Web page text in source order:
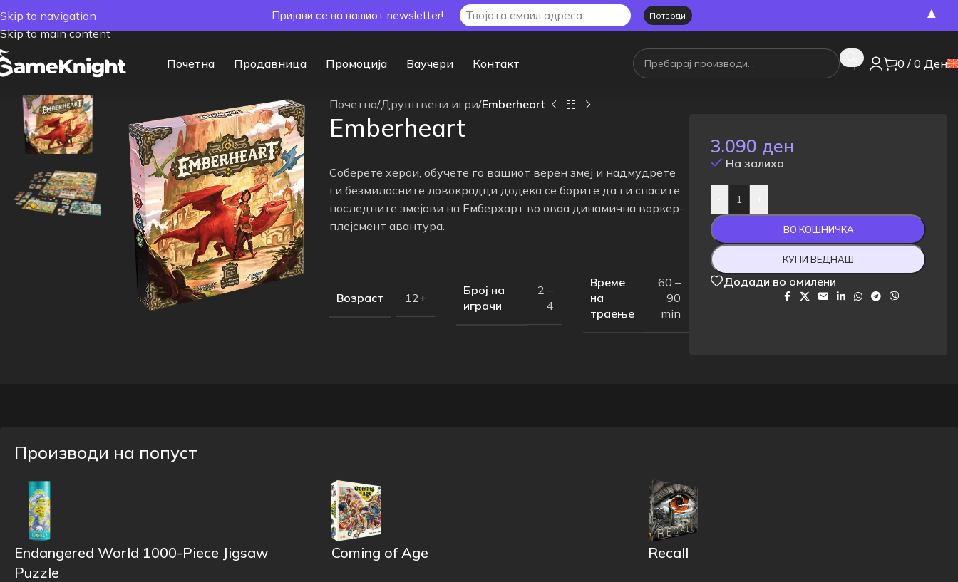
Skip to navigation
Skip to main content
Почетна Продавница Промоција Ваучери Контакт 0 / 0 Ден
Почетна/Друштвени игри/Emberheart
Emberheart
Соберете херои, обучете го вашиот верен змеј и надмудрете
ги безмилосните ловокрадци додека се борите да ги спасите
последните змејови на Емберхарт во оваа динамична воркер-
плејсмент авантура.
Возраст 12+
Број на
играчи
2 –
4
Време
на
траење
60 –
90
min
3.090 ден
На залиха
ВО КОШНИЧКА
КУПИ ВЕДНАШ
Додади во омилени
Производи на попуст
Endangered World 1000-Piece Jigsaw
Puzzle
Coming of Age Recall
Пријави се на нашиот newsletter! ▲